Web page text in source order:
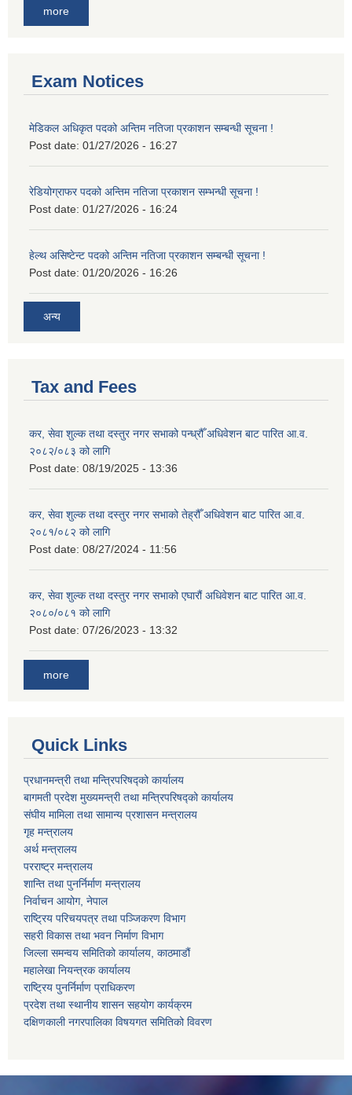
more
Exam Notices
मेडिकल अधिकृत पदको अन्तिम नतिजा प्रकाशन सम्बन्धी सूचना !
Post date: 01/27/2026 - 16:27
रेडियोग्राफर पदको अन्तिम नतिजा प्रकाशन सम्भन्धी सूचना !
Post date: 01/27/2026 - 16:24
हेल्थ असिष्टेन्ट पदको अन्तिम नतिजा प्रकाशन सम्बन्धी सूचना !
Post date: 01/20/2026 - 16:26
अन्य
Tax and Fees
कर, सेवा शुल्क तथा दस्तुर नगर सभाको पन्ध्रौँ अधिवेशन बाट पारित आ.व.
२०८२/०८३ को लागि
Post date: 08/19/2025 - 13:36
कर, सेवा शुल्क तथा दस्तुर नगर सभाको तेह्रौँ अधिवेशन बाट पारित आ.व.
२०८१/०८२ को लागि
Post date: 08/27/2024 - 11:56
कर, सेवा शुल्क तथा दस्तुर नगर सभाको एघारौं अधिवेशन बाट पारित आ.व.
२०८०/०८१ को लागि
Post date: 07/26/2023 - 13:32
more
Quick Links
प्रधानमन्त्री तथा मन्त्रिपरिषद्को कार्यालय
बागमती प्रदेश मुख्यमन्त्री तथा मन्त्रिपरिषद्को कार्यालय
संघीय मामिला तथा सामान्य प्रशासन मन्त्रालय
गृह मन्त्रालय
अर्थ मन्त्रालय
परराष्ट्र मन्त्रालय
शान्ति तथा पुनर्निर्माण मन्त्रालय
निर्वाचन आयोग, नेपाल
राष्ट्रिय परिचयपत्र तथा पञ्जिकरण विभाग
सहरी विकास तथा भवन निर्माण विभाग
जिल्ला समन्वय समितिको कार्यालय, काठमाडौं
महालेखा नियन्त्रक कार्यालय
राष्ट्रिय पुनर्निर्माण प्राधिकरण
प्रदेश तथा स्थानीय शासन सहयोग कार्यक्रम
दक्षिणकाली नगरपालिका विषयगत समितिको विवरण